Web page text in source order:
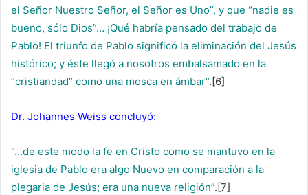
el Señor Nuestro Señor, el Señor es Uno”, y que “nadie es
bueno, sólo Dios”… ¡Qué habría pensado del trabajo de
Pablo! El triunfo de Pablo significó la eliminación del Jesús
histórico; y éste llegó a nosotros embalsamado en la
“cristiandad” como una mosca en ámbar”.[6]
Dr. Johannes Weiss concluyó:
“…de este modo la fe en Cristo como se mantuvo en la
iglesia de Pablo era algo Nuevo en comparación a la
plegaria de Jesús; era una nueva religión”.[7]